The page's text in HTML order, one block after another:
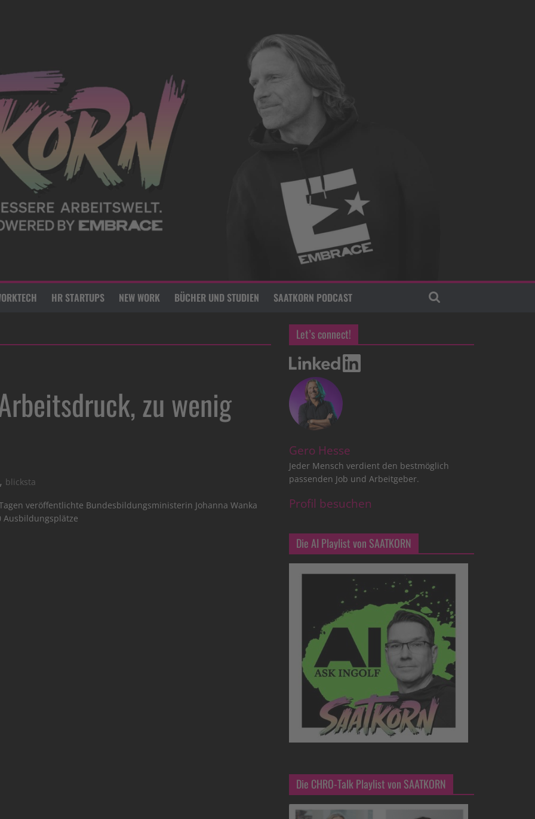
HR STARTUPS NEW WORK BÜCHER UND STUDIEN SAATKORN PODCAST
zu wenig
, blicksta
veröffentlichte Bundesbildungsministerin Johanna Wanka
Ausbildungsplätze
Let’s connect!
Gero Hesse
Jeder Mensch verdient den bestmöglich
passenden Job und Arbeitgeber.
Profil besuchen
Die AI Playlist von SAATKORN
Die CHRO-Talk Playlist von SAATKORN